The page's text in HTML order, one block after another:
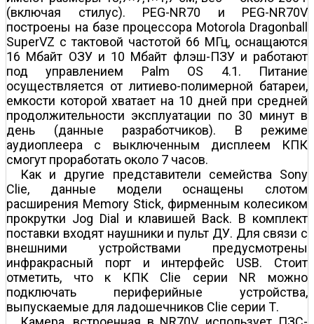
(включая стилус). PEG-NR70 и PEG-NR70V
построены на базе процессора Motorola Dragonball
SuperVZ с тактовой частотой 66 МГц, оснащаются
16 Мбайт ОЗУ и 10 Мбайт флэш-ПЗУ и работают
под управлением Palm OS 4.1. Питание
осуществляется от литиево-полимерной батареи,
емкости которой хватает на 10 дней при средней
продолжительности эксплуатации по 30 минут в
день (данные разработчиков). В режиме
аудиоплеера с выключенным дисплеем КПК
смогут проработать около 7 часов.
Как и другие представители семейства Sony
Clie, данные модели оснащены слотом
расширения Memory Stick, фирменным колесиком
прокрутки Jog Dial и клавишей Back. В комплект
поставки входят наушники и пульт ДУ. Для связи с
внешними устройствами предусмотрены
инфракрасный порт и интерфейс USB. Стоит
отметить, что к КПК Clie серии NR можно
подключать периферийные устройства,
выпускаемые для ладошечников Clie серии Т.